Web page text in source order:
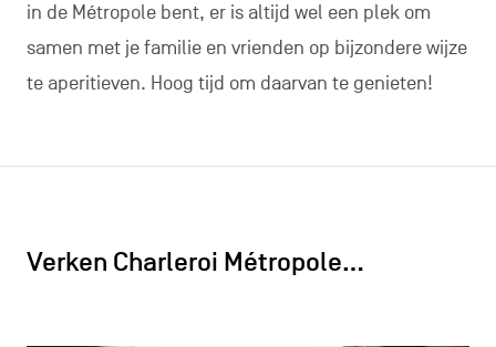
in de Métropole bent, er is altijd wel een plek om
samen met je familie en vrienden op bijzondere wijze
te aperitieven. Hoog tijd om daarvan te genieten!
Verken Charleroi Métropole…